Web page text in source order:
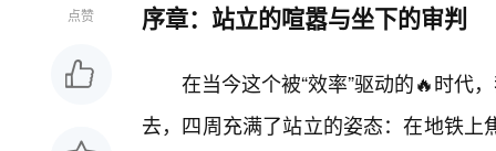
点赞 序章：站立的喧嚣与坐下的审判
在当今这个被“效率”驱动的🔥时代
去，四周充满了站立的姿态：在地铁